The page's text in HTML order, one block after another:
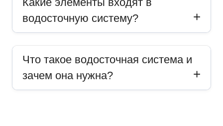
водосточную систему?
Что такое водосточная система и
зачем она нужна?